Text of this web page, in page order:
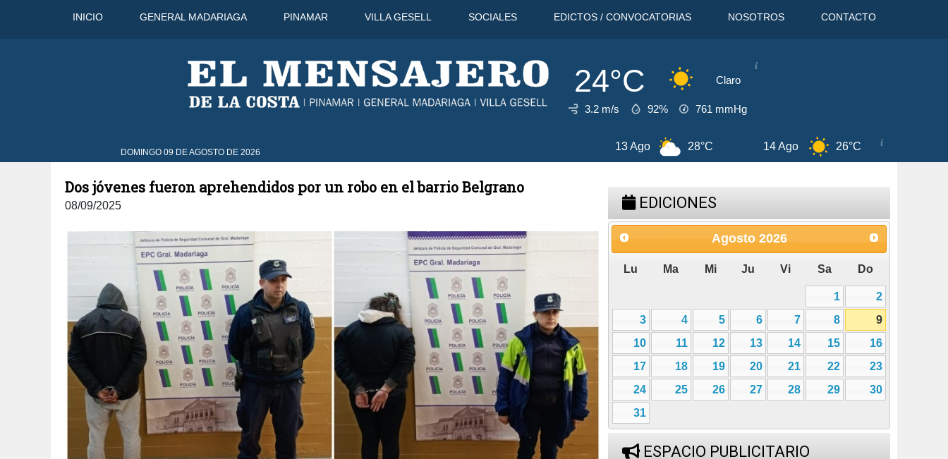
INICIO GENERAL MADARIAGA PINAMAR VILLA GESELL SOCIALES EDICTOS / CONVOCATORIAS NOSOTROS CONTACTO
24°C Claro
3.2 m/s 92% 761 mmHg
DOMINGO 09 DE AGOSTO DE 2026
11 Ago 32°C 12 Ago 26°C 15 Ago 25°C 9 Ago
Dos jóvenes fueron aprehendidos por un robo en el barrio Belgrano
08/09/2025 EDICIONES
Agosto 2026
Lu Ma Mi Ju Vi Sa Do
1
2
3
4 5 6 7 8
9
10
11 12 13 14 15
16
17
18 19 20 21 22
23
24
25 26 27 28 29
30
31
ESPACIO PUBLICITARIO